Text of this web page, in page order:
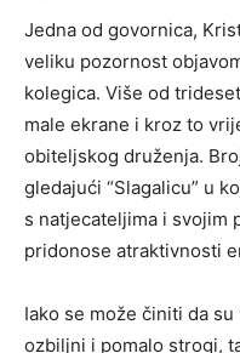
Jedna od govornica,
veliku pozornost
kolegica. Više od
male ekrane i kroz to
obiteljskog druženja.
gledajući “Slagalicu” u
s natjecateljima i svojim
pridonose atraktivnosti
Iako se može činiti da
ozbiljni i pomalo strogi,